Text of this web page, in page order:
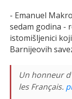
- Emanuel
sedam godina -
istomišljenici
Barnijeovih
Un honneur
les Français.